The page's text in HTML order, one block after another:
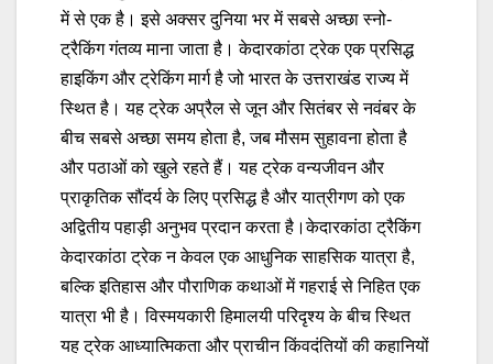
में से एक है। इसे अक्सर दुनिया भर में सबसे अच्छा स्नो-
ट्रैकिंग गंतव्य माना जाता है। केदारकांठा ट्रेक एक प्रसिद्ध
हाइकिंग और ट्रेकिंग मार्ग है जो भारत के उत्तराखंड राज्य में
स्थित है। यह ट्रेक अप्रैल से जून और सितंबर से नवंबर के
बीच सबसे अच्छा समय होता है, जब मौसम सुहावना होता है
और पठाओं को खुले रहते हैं। यह ट्रेक वन्यजीवन और
प्राकृतिक सौंदर्य के लिए प्रसिद्ध है और यात्रीगण को एक
अद्वितीय पहाड़ी अनुभव प्रदान करता है।केदारकांठा ट्रैकिंग
केदारकांठा ट्रेक न केवल एक आधुनिक साहसिक यात्रा है,
बल्कि इतिहास और पौराणिक कथाओं में गहराई से निहित एक
यात्रा भी है। विस्मयकारी हिमालयी परिदृश्य के बीच स्थित
यह ट्रेक आध्यात्मिकता और प्राचीन किंवदंतियों की कहानियों